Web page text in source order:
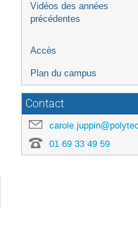
Vidéos des années
précédentes
Accès
Plan du campus
Contact
01 69 33 49 59